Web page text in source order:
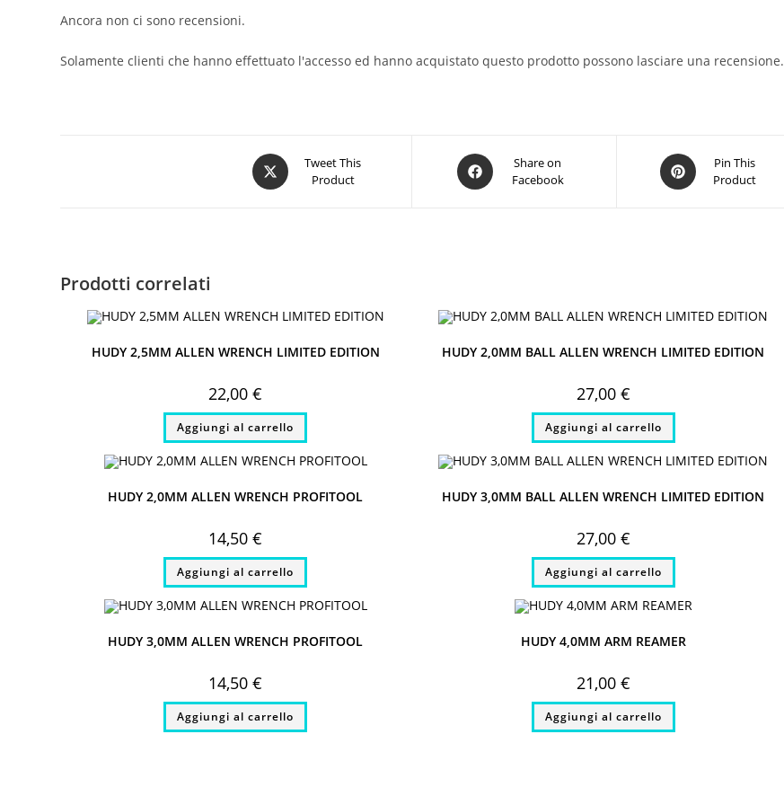
Ancora non ci sono recensioni.
Solamente clienti che hanno effettuato l'accesso ed hanno acquistato questo prodotto possono lasciare una recensione.
Opens
in
Tweet This
Product
Opens
in
Share on
Facebook
Opens
in
Pin This
Product
Prodotti correlati
HUDY 2,5MM ALLEN WRENCH LIMITED EDITION
22,00€
Aggiungi al carrello
HUDY 2,0MM BALL ALLEN WRENCH LIMITED EDITION
27,00 €
Aggiungi al carrello
HUDY 2,0MM ALLEN WRENCH PROFITOOL
14,50€
Aggiungi al carrello
HUDY 3,0MM BALL ALLEN WRENCH LIMITED EDITION
27,00 €
Aggiungi al carrello
HUDY 3,0MM ALLEN WRENCH PROFITOOL
14,50€
Aggiungi al carrello
HUDY 4,0MM ARM REAMER
21,00 €
Aggiungi al carrello